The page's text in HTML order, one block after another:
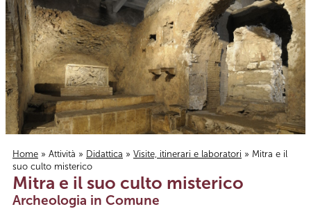
Tu sei qui
Home » Attività » Didattica » Visite, itinerari e laboratori » Mitra e il
suo culto misterico
Mitra e il suo culto misterico
Archeologia in Comune